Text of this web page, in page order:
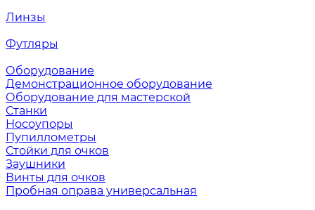
Линзы
Футляры
Оборудование
Демонстрационное оборудование
Оборудование для мастерской
Станки
Носоупоры
Пупиллометры
Стойки для очков
Заушники
Винты для очков
Пробная оправа универсальная